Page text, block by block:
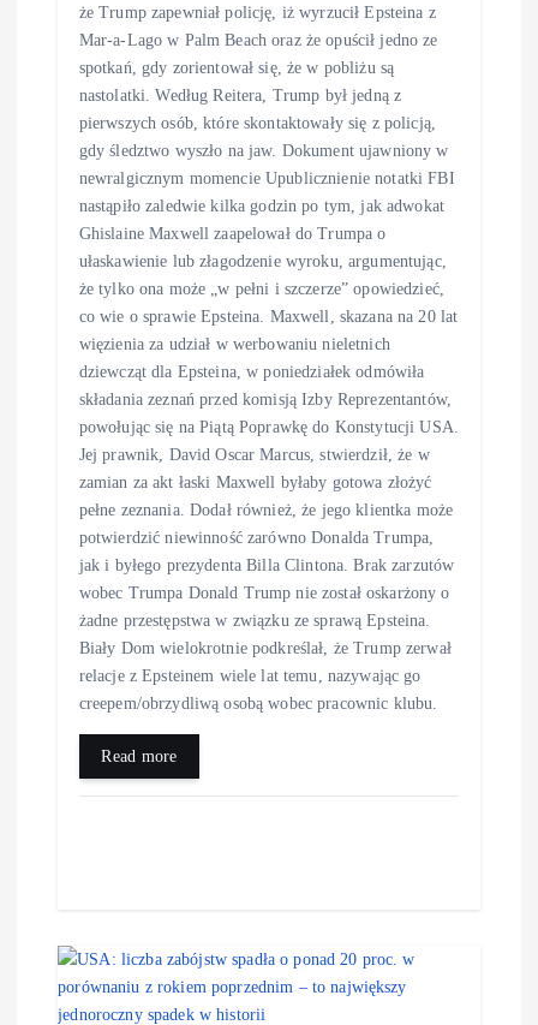
że Trump zapewniał policję, iż wyrzucił Epsteina z
Mar-a-Lago w Palm Beach oraz że opuścił jedno ze
spotkań, gdy zorientował się, że w pobliżu są
nastolatki. Według Reitera, Trump był jedną z
pierwszych osób, które skontaktowały się z policją,
gdy śledztwo wyszło na jaw. Dokument ujawniony w
newralgicznym momencie Upublicznienie notatki FBI
nastąpiło zaledwie kilka godzin po tym, jak adwokat
Ghislaine Maxwell zaapelował do Trumpa o
ułaskawienie lub złagodzenie wyroku, argumentując,
że tylko ona może „w pełni i szczerze” opowiedzieć,
co wie o sprawie Epsteina. Maxwell, skazana na 20 lat
więzienia za udział w werbowaniu nieletnich
dziewcząt dla Epsteina, w poniedziałek odmówiła
składania zeznań przed komisją Izby Reprezentantów,
powołując się na Piątą Poprawkę do Konstytucji USA.
Jej prawnik, David Oscar Marcus, stwierdził, że w
zamian za akt łaski Maxwell byłaby gotowa złożyć
pełne zeznania. Dodał również, że jego klientka może
potwierdzić niewinność zarówno Donalda Trumpa,
jak i byłego prezydenta Billa Clintona. Brak zarzutów
wobec Trumpa Donald Trump nie został oskarżony o
żadne przestępstwa w związku ze sprawą Epsteina.
Biały Dom wielokrotnie podkreślał, że Trump zerwał
relacje z Epsteinem wiele lat temu, nazywając go
creepem/obrzydliwą osobą wobec pracownic klubu.
Read more